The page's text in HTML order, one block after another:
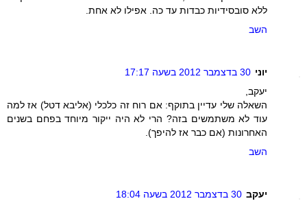
ללא סובסידיות כבדות עד כה. אפילו לא אחת.
השב
יוני 30 בדצמבר 2012 בשעה 17:17
יעקב,
השאלה שלי עדיין בתוקף: אם רוח זה כלכלי (אליבא דטל) אז למה
עוד לא משתמשים בזה? הרי לא היה ייקור מיוחד בפחם בשנים
האחרונות (אם כבר אז להיפך).
השב
יעקב 30 בדצמבר 2012 בשעה 18:04